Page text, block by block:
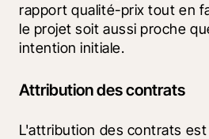
rapport qualité-prix tout en
le projet soit aussi proche
intention initiale.
Attribution des contrats
L'attribution des contrats